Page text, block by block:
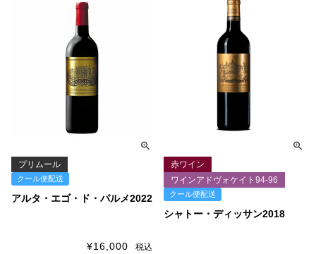
アルタ・エゴ・ド・パルメ2022
プリムール
クール便配送
¥16,000 税込
シャトー・ディッサン2018
赤ワイン
ワインアドヴォケイト94-96
クール便配送